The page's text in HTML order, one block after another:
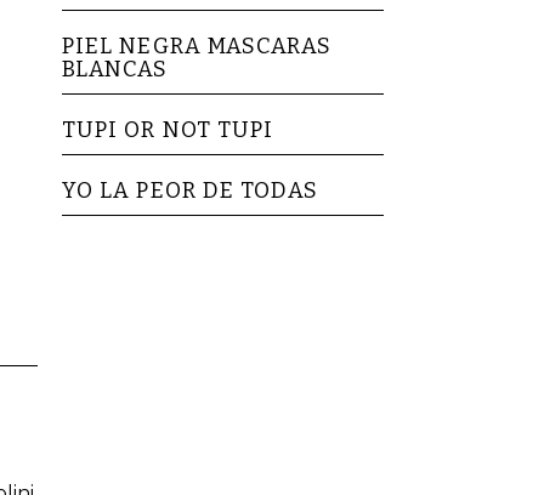
PIEL NEGRA MASCARAS
BLANCAS
TUPI OR NOT TUPI
YO LA PEOR DE TODAS